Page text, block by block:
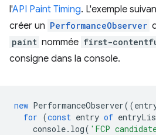
l'API Paint Timing. L'exemple
créer un PerformanceObserver
paint nommée first-
consigne dans la console.
new PerformanceObserver((
for (const entry of
console. log( 'FCP